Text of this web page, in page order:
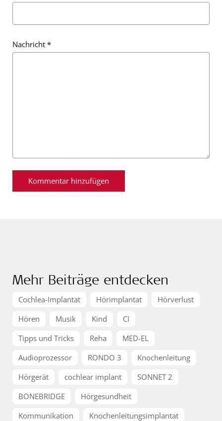
Nachricht *
Mehr Beiträge entdecken
Cochlea-Implantat Hörimplantat
Hörverlust
Hören
Musik Kind
CI
Tipps und Tricks
Reha
MED-EL
Audioprozessor
RONDO 3
Knochenleitung
Hörgerät
cochlear implant
SONNET 2
BONEBRIDGE
Hörgesundheit
Kommunikation
Knochenleitungsimplantat